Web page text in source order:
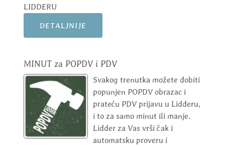
LIDDERU
DETALJNIJE
MINUT za POPDV i PDV
Svakog trenutka možete dobiti
popunjen POPDV obrazac i
prateću PDV prijavu u Lidderu,
i to za samo minut ili manje.
Lidder za Vas vrši čak i
automatsku proveru i